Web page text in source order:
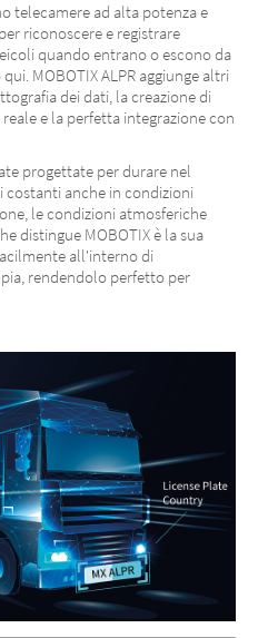
telecamere ad alta potenza e
riconoscere e registrare
quando entrano o escono da
MOBOTIX ALPR aggiunge altri
dei dati, la creazione di
e la perfetta integrazione con
progettate per durare nel
costanti anche in condizioni
le condizioni atmosferiche
distingue MOBOTIX è la sua
all'interno di
rendendolo perfetto per